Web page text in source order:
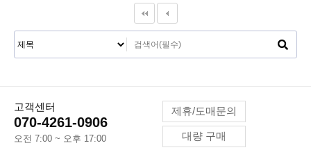
고객센터
070-4261-0906
오전 7:00 ~ 오후 17:00
제휴/도매문의
대량 구매